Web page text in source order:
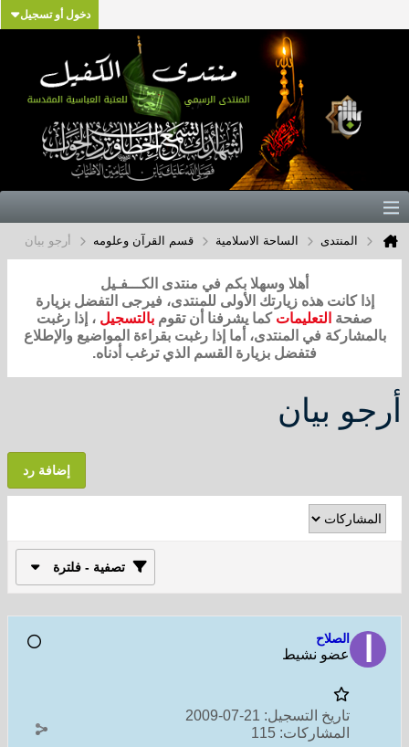
دخول أو تسجيل
المنتدى الساحة الاسلامية قسم القرآن وعلومه أرجو بيان
أهلا وسهلا بكم في منتدى الكـــفـيل
إذا كانت هذه زيارتك الأولى للمنتدى، فيرجى التفضل بزيارة
صفحة التعليمات كما يشرفنا أن تقوم بالتسجيل ، إذا رغبت
بالمشاركة في المنتدى، أما إذا رغبت بقراءة المواضيع والإطلاع
فتفضل بزيارة القسم الذي ترغب أدناه.
أرجو بيان
إضافة رد
تصفية - فلترة
الصلاح
عضو نشيط
تاريخ التسجيل: 21-07-2009
المشاركات: 115